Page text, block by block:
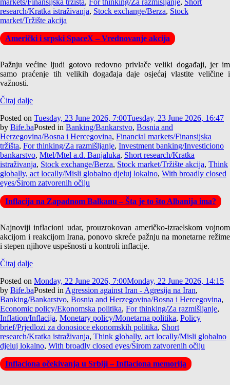
research/Kratka istraživanja, Stock exchange/Berza, Stock
market/Tržište akcija
Američki i srpski SpaceX – Vrednovanje akcija
Pažnju većine ljudi gotovo redovno privlače veliki događaji, jer im
samo praćenje tih velikih događaja daje osjećaj vlastite veličine i
važnosti.
Čitaj dalje
Posted on Tuesday, 23 June 2026, 7:00Tuesday, 23 June 2026, 16:47
by Bife.baPosted in Banking/Bankarstvo, Bosnia and
Herzegovina/Bosna i Hercegovina, Financial markets/Finansijska
tržišta, For thinking/Za razmišljanje, Investment banking/Investiciono
bankarstvo, Mtel/Mtel a.d. Banjaluka, Short research/Kratka
istraživanja, Stock exchange/Berza, Stock market/Tržište akcija, Think
globally, act locally/Misli globalno djeluj lokalno, With broadly closed
eyes/Širom zatvorenih očiju
Inflacija na Zapadnom Balkanu – Šta je to što Albanija ima?
Najnoviji inflacioni udar, prouzrokovan američko-izraelskom vojnom
akcijom i reakcijom Irana, ponovo skreće pažnju na monetarne režime
i stepen njihove uspešnosti u kontroli inflacije.
Čitaj dalje
Posted on Monday, 22 June 2026, 7:00Monday, 22 June 2026, 14:15
by Bife.baPosted in Agression against Iran - Agresija na Iran,
Banking/Bankarstvo, Bosnia and Herzegovina/Bosna i Hercegovina,
Economic policy/Ekonomska politika, For thinking/Za razmišljanje,
Inflation/Inflacija, Monetary policy/Monetarna politika, Policy
brief/Prjedlozi za donosioce ekonomskih politika, Short
research/Kratka istraživanja, Think globally, act locally/Misli globalno
djeluj lokalno, With broadly closed eyes/Širom zatvorenih očiju
Inflaciona očekivanja u Srbiji – Inflaciona memorija